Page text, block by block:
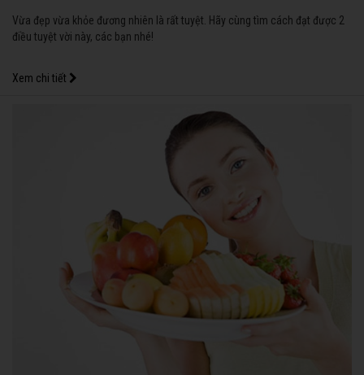
Vừa đẹp vừa khỏe đương nhiên là rất tuyệt. Hãy cùng tìm cách đạt được 2
điều tuyệt vời này, các bạn nhé!
Xem chi tiết